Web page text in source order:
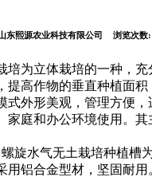
东熙源农业科技有限公司 浏览次数
培为立体栽培的一种，充
提高作物的垂直种植面积
式外形美观，管理方便，
家庭和办公环境使用。其
旋水气无土栽培种植槽
用铝合金型材，坚固耐用